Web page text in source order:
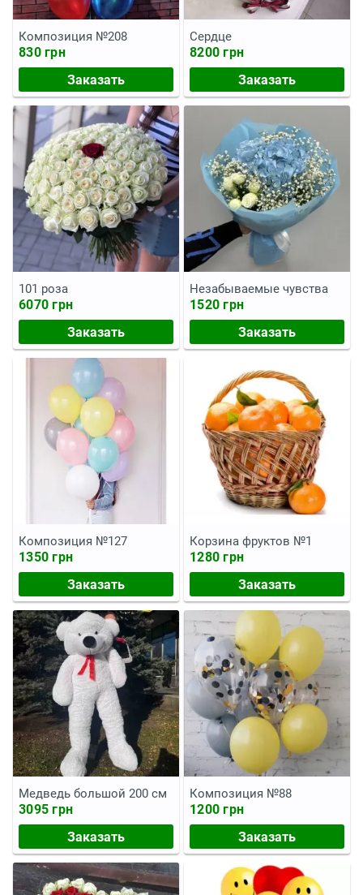
Композиция №208
830 грн
Заказать
Сердце
8200 грн
Заказать
101 роза
6070 грн
Заказать
Незабываемые чувства
1520 грн
Заказать
Композиция №127
1350 грн
Заказать
Корзина фруктов №1
1280 грн
Заказать
Медведь большой 200 см
3095 грн
Заказать
Композиция №88
1200 грн
Заказать